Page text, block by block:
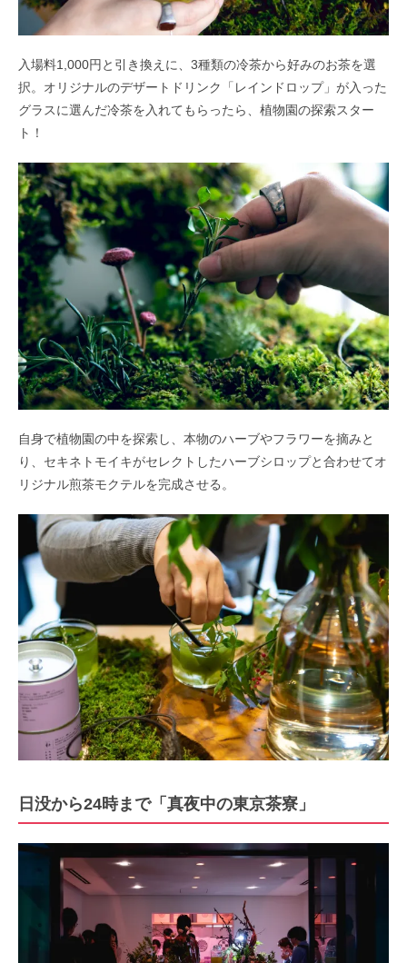
入場料1,000円と引き換えに、3種類の冷茶から好みのお茶を選
択。オリジナルのデザートドリンク「レインドロップ」が入った
グラスに選んだ冷茶を入れてもらったら、植物園の探索スター
ト！
自身で植物園の中を探索し、本物のハーブやフラワーを摘みと
り、セキネトモイキがセレクトしたハーブシロップと合わせてオ
リジナル煎茶モクテルを完成させる。
日没から24時まで「真夜中の東京茶寮」